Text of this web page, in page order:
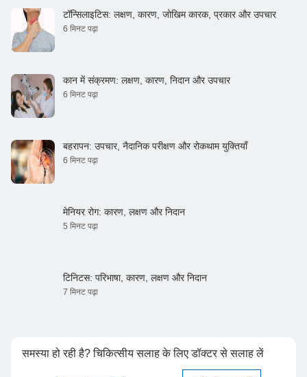
टॉन्सिलाइटिस: लक्षण, कारण, जोखिम कारक, प्रकार और उपचार
6 मिनट पढ़ा
कान में संक्रमण: लक्षण, कारण, निदान और उपचार
6 मिनट पढ़ा
बहरापन: उपचार, नैदानिक ​​परीक्षण और रोकथाम युक्तियाँ
6 मिनट पढ़ा
मेनियर रोग: कारण, लक्षण और निदान
5 मिनट पढ़ा
टिनिटस: परिभाषा, कारण, लक्षण और निदान
7 मिनट पढ़ा
समस्या हो रही है? चिकित्सीय सलाह के लिए डॉक्टर से सलाह लें